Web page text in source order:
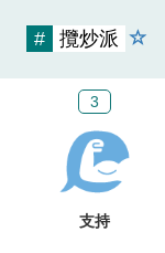
# 攬炒派
3
支持